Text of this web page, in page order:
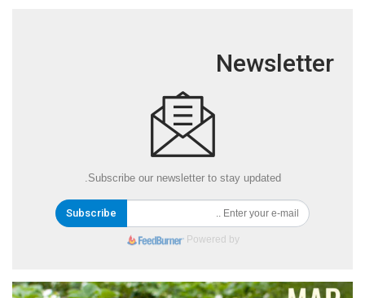
Newsletter
Subscribe our newsletter to stay updated.
Subscribe
Powered by